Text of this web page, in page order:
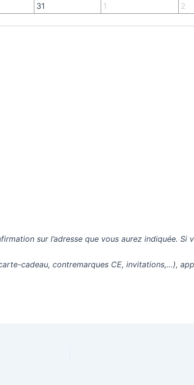
31 1 2
sur l’adresse que vous aurez indiquée. Si
cadeau, contremarques CE, invitations,…),